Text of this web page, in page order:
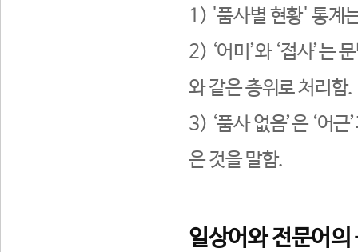
1) '품사별 현황' 통계
2) ‘어미’와 ‘접사’는
와 같은 층위로 처리함.
3) ‘품사 없음’은 ‘어
은 것을 말함.
일상어와 전문어의